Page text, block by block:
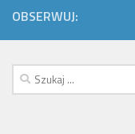
OBSERWUJ:
Szukaj: